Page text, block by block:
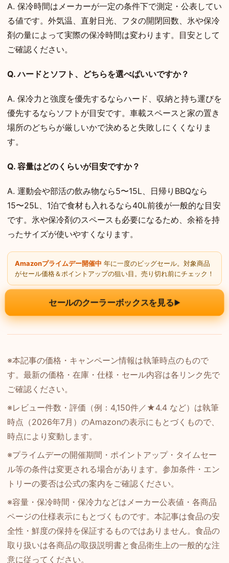
A. 保冷時間はメーカーが一定の条件下で測定・公表してい
る値です。外気温、直射日光、フタの開閉回数、氷や保冷
剤の量によって実際の保冷時間は変わります。目安として
ご確認ください。
Q. ハードとソフト、どちらを選べばいいですか？
A. 保冷力と強度を優先するならハード、収納と持ち運びを
優先するならソフトが目安です。車載スペースと家の置き
場所のどちらが厳しいかで決めると失敗しにくくなりま
す。
Q. 容量はどのくらいが目安ですか？
A. 運動会や部活の飲み物なら5〜15L、日帰りBBQなら
15〜25L、1泊で食材も入れるなら40L前後が一般的な目安
です。氷や保冷剤のスペースも必要になるため、余裕を持
ったサイズが使いやすくなります。
Amazonプライムデー開催中 年に一度のビッグセール。対象商品
がセール価格＆ポイントアップの狙い目。売り切れ前にチェック！
セールのクーラーボックスを見る▶
※本記事の価格・キャンペーン情報は執筆時点のもので
す。最新の価格・在庫・仕様・セール内容は各リンク先で
ご確認ください。
※レビュー件数・評価（例：4,150件／★4.4 など）は執筆
時点（2026年7月）のAmazonの表示にもとづくもので、
時点により変動します。
※プライムデーの開催期間・ポイントアップ・タイムセー
ル等の条件は変更される場合があります。参加条件・エン
トリーの要否は公式の案内をご確認ください。
※容量・保冷時間・保冷力などはメーカー公表値・各商品
ページの仕様表示にもとづくものです。本記事は食品の安
全性・鮮度の保持を保証するものではありません。食品の
取り扱いは各商品の取扱説明書と食品衛生上の一般的な注
意に従ってください。